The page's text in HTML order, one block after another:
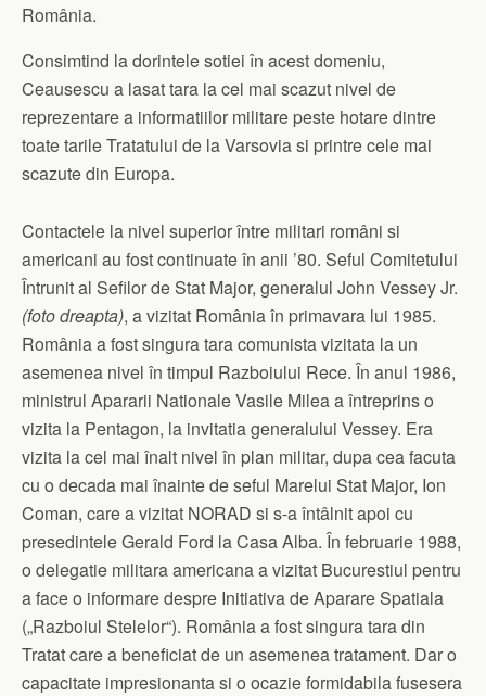
România.
Consimtind la dorintele sotiei în acest domeniu,
Ceausescu a lasat tara la cel mai scazut nivel de
reprezentare a informatiilor militare peste hotare dintre
toate tarile Tratatului de la Varsovia si printre cele mai
scazute din Europa.
Contactele la nivel superior între militari români si
americani au fost continuate în anii ’80. Seful Comitetului
Întrunit al Sefilor de Stat Major, generalul John Vessey Jr.
(foto dreapta), a vizitat România în primavara lui 1985.
România a fost singura tara comunista vizitata la un
asemenea nivel în timpul Razboiului Rece. În anul 1986,
ministrul Apararii Nationale Vasile Milea a întreprins o
vizita la Pentagon, la invitatia generalului Vessey. Era
vizita la cel mai înalt nivel în plan militar, dupa cea facuta
cu o decada mai înainte de seful Marelui Stat Major, Ion
Coman, care a vizitat NORAD si s-a întâlnit apoi cu
presedintele Gerald Ford la Casa Alba. În februarie 1988,
o delegatie militara americana a vizitat Bucurestiul pentru
a face o informare despre Initiativa de Aparare Spatiala
(„Razboiul Stelelor“). România a fost singura tara din
Tratat care a beneficiat de un asemenea tratament. Dar o
capacitate impresionanta si o ocazie formidabila fusesera